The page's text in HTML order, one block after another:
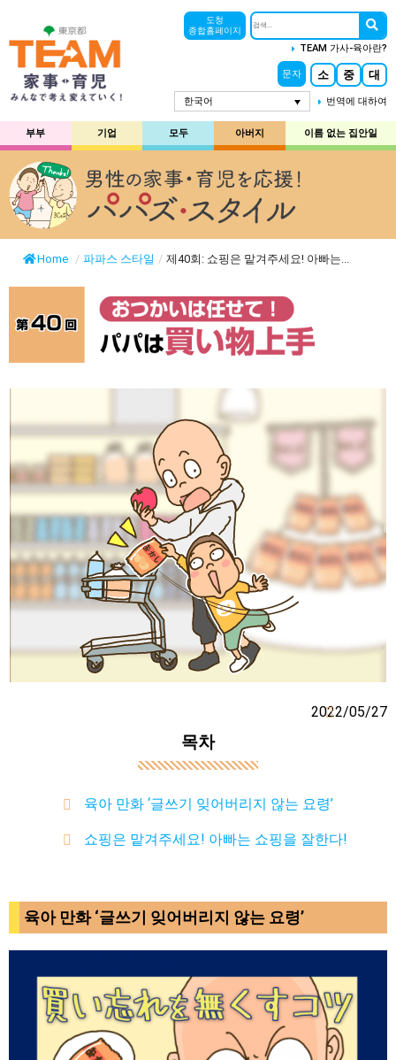
도청
종합홈페이지
TEAM 가사-육아란?
문자 소 중 대
한국어 번역에 대하여
부부 기업 모두 아버지 이름 없는 집안일
Home / 파파스 스타일 / 제40회: 쇼핑은 맡겨주세요! 아빠는...
2022/05/27
목차
육아 만화 ‘글쓰기 잊어버리지 않는 요령’
쇼핑은 맡겨주세요! 아빠는 쇼핑을 잘한다!
육아 만화 ‘글쓰기 잊어버리지 않는 요령’